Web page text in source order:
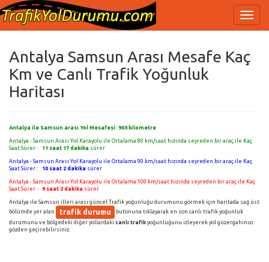
Antalya Samsun Arası Mesafe Kaç
Km ve Canlı Trafik Yoğunluk
Haritası
Antalya ile Samsun arası Yol Mesafesi: 903kilometre
Antalya - Samsun Arası Yol Karayolu ile Ortalama 80 km/saat hızında seyreden bir araç ile Kaç
Saat Sürer :
11 saat 17 dakika sürer
Antalya - Samsun Arası Yol Karayolu ile Ortalama 90 km/saat hızında seyreden bir araç ile Kaç
Saat Sürer :
10 saat 2 dakika sürer
Antalya - Samsun Arası Yol Karayolu ile Ortalama 100 km/saat hızında seyreden bir araç ile Kaç
Saat Sürer :
9 saat 2 dakika sürer
Antalya ile Samsun illeri arası güncel Trafik yoğunluğu durumunu görmek için haritada sağ üst
bölümde yer alan
trafik durumu
butonuna tıklayarak en son canlı trafik yoğunluk
durumunu ve bölgedeki diğer yollardaki canlı trafik yoğunluğunu izleyerek yol güzergahınızı
gözden geçirebilirsiniz.